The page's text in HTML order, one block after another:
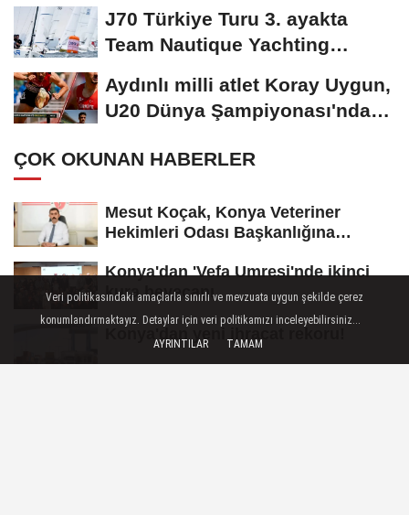
J70 Türkiye Turu 3. ayakta
Team Nautique Yachting
Aydınlı milli atlet Koray Uygun,
U20 Dünya Şampiyonası'nda
ÇOK OKUNAN HABERLER
Mesut Koçak, Konya Veteriner
Hekimleri Odası Başkanlığına
Konya'dan 'Vefa Umresi'nde ikinci
kura heyecanı
Veri politikasındaki amaçlarla sınırlı ve mevzuata uygun şekilde çerez
konumlandırmaktayız. Detaylar için veri politikamızı inceleyebilirsiniz...
AYRINTILAR
TAMAM